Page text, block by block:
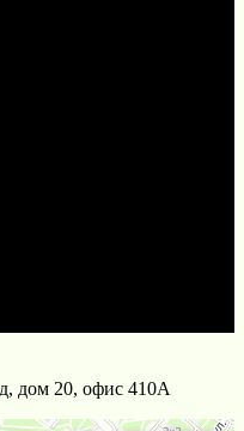
дом 20, офис 410A